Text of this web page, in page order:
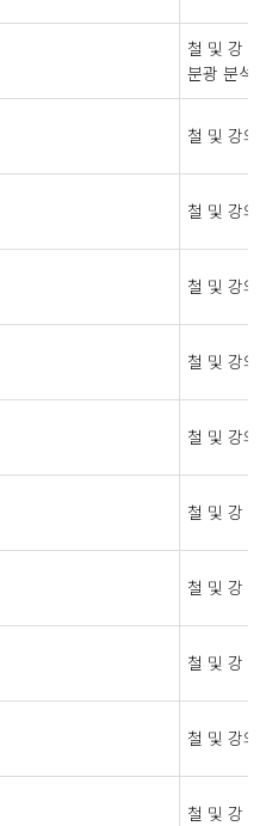
철 및 강 —
분광 분석
철 및 강의
철 및 강의
철 및 강의
철 및 강의
철 및 강의
철 및 강 —
철 및 강 —
철 및 강 —
철 및 강의
철 및 강 —